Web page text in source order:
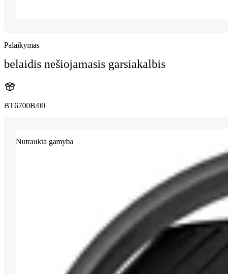
Palaikymas
belaidis nešiojamasis garsiakalbis
BT6700B/00
Nutraukta gamyba